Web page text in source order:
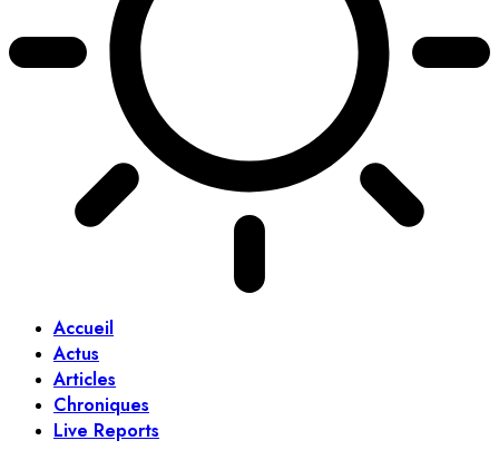
Accueil
Actus
Articles
Chroniques
Live Reports